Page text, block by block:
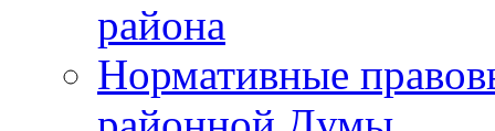
района
Нормативные